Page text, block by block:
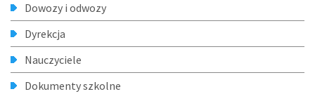
Dowozy i odwozy
Dyrekcja
Nauczyciele
Dokumenty szkolne